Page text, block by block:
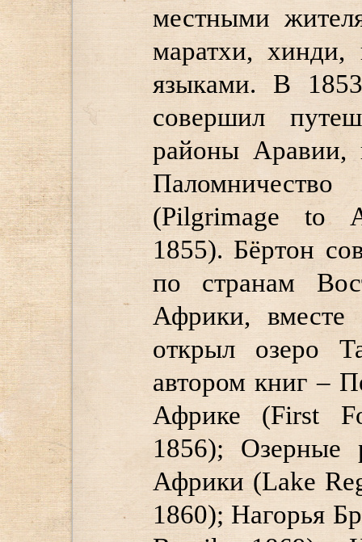
местными
маратхи, хинди,
языками. В
совершил
районы Аравии,
(Pilgrimage to
1855). Бёртон
по странам
Африки,
открыл озеро
автором книг –
Африке (First
1856); Озерные
Африки (Lake
1860); Нагорья